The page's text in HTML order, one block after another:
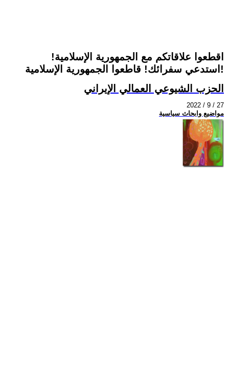
اقطعوا علاقاتكم مع الجمهورية الإسلامية!
استدعي سفرائك! قاطعوا الجمهورية الإسلامية!
الحزب الشيوعي العمالي الإيراني
2022 / 9 / 27
مواضيع وابحاث سياسية